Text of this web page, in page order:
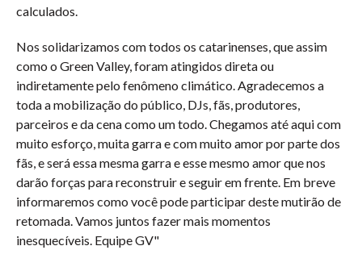
calculados.
Nos solidarizamos com todos os catarinenses, que assim
como o Green Valley, foram atingidos direta ou
indiretamente pelo fenômeno climático. Agradecemos a
toda a mobilização do público, DJs, fãs, produtores,
parceiros e da cena como um todo. Chegamos até aqui com
muito esforço, muita garra e com muito amor por parte dos
fãs, e será essa mesma garra e esse mesmo amor que nos
darão forças para reconstruir e seguir em frente. Em breve
informaremos como você pode participar deste mutirão de
retomada. Vamos juntos fazer mais momentos
inesquecíveis. Equipe GV"